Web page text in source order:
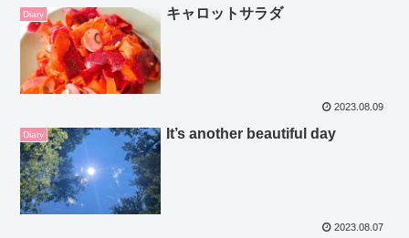
Diary キャロットサラダ
2023.08.09
Diary It’s another beautiful day
2023.08.07